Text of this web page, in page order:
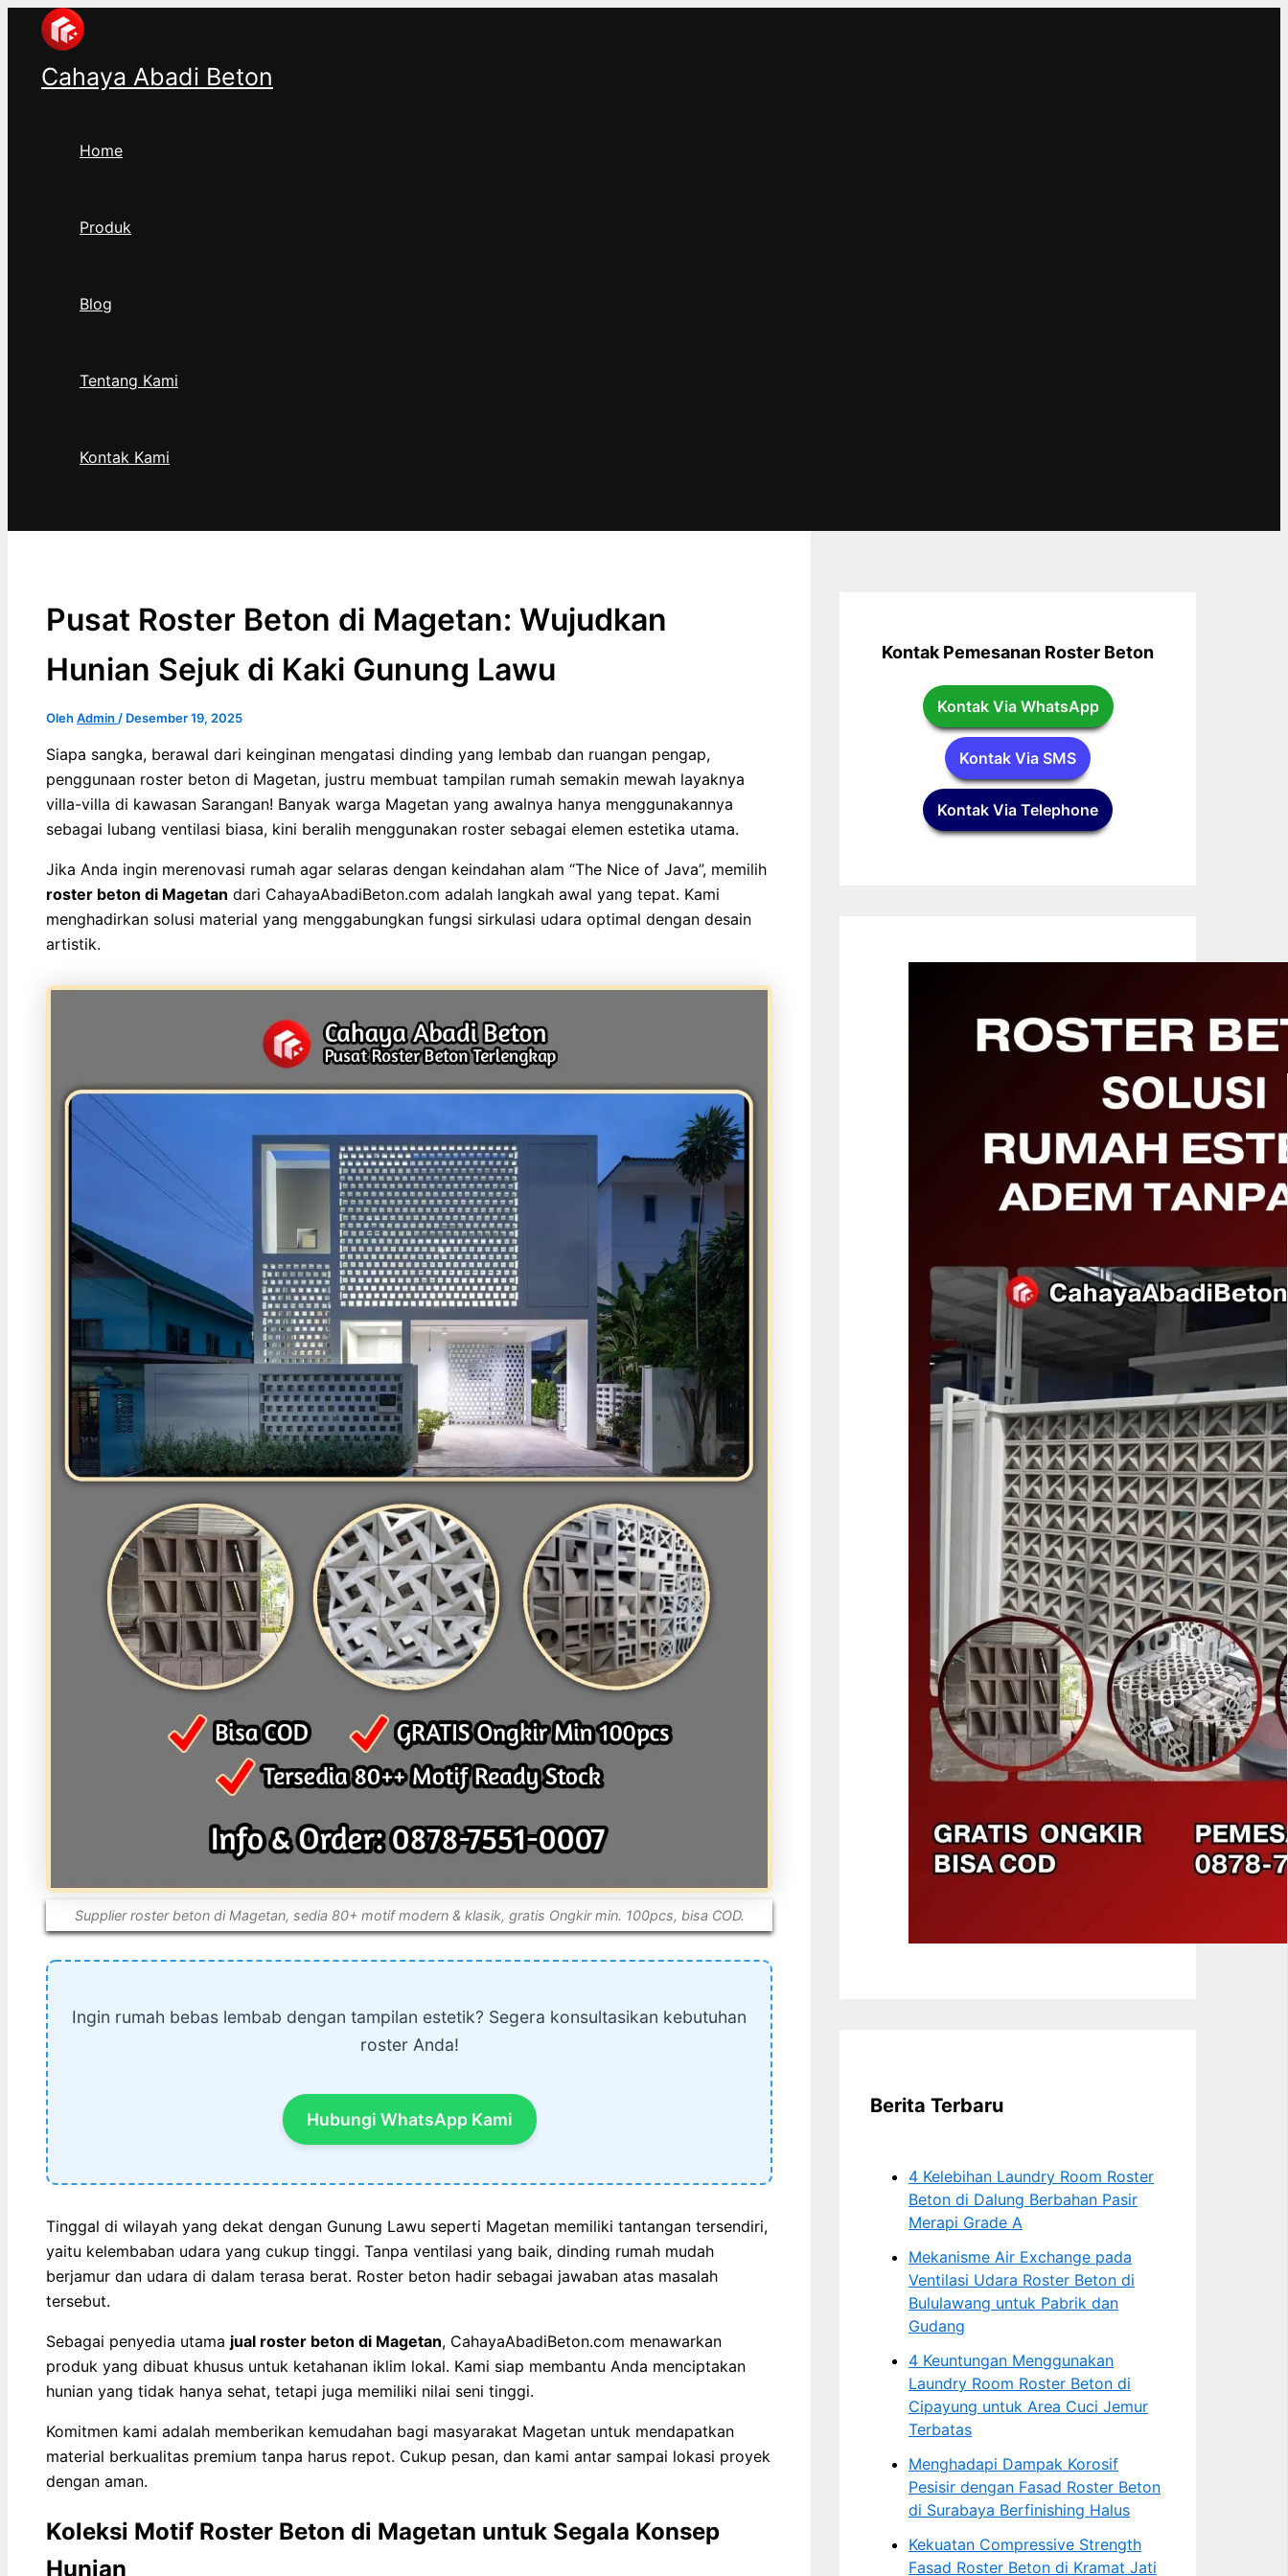
Lewati
Cahaya Abadi Beton
Home
Produk
Blog
Tentang Kami
Kontak Kami
Pusat Roster Beton di Magetan: Wujudkan
Hunian Sejuk di Kaki Gunung Lawu
OlehAdmin / Desember 19, 2025
Siapa sangka, berawal dari keinginan mengatasi dinding yang lembab dan ruangan pengap,
penggunaan roster beton di Magetan, justru membuat tampilan rumah semakin mewah layaknya
villa-villa di kawasan Sarangan! Banyak warga Magetan yang awalnya hanya menggunakannya
sebagai lubang ventilasi biasa, kini beralih menggunakan roster sebagai elemen estetika utama.
Jika Anda ingin merenovasi rumah agar selaras dengan keindahan alam “The Nice of Java”, memilih
roster beton di Magetan dari CahayaAbadiBeton.com adalah langkah awal yang tepat. Kami
menghadirkan solusi material yang menggabungkan fungsi sirkulasi udara optimal dengan desain
artistik.
Supplier roster beton di Magetan, sedia 80+ motif modern & klasik, gratis Ongkir min. 100pcs, bisa COD.
Ingin rumah bebas lembab dengan tampilan estetik? Segera konsultasikan kebutuhan
roster Anda!
Hubungi WhatsApp Kami
Tinggal di wilayah yang dekat dengan Gunung Lawu seperti Magetan memiliki tantangan tersendiri,
yaitu kelembaban udara yang cukup tinggi. Tanpa ventilasi yang baik, dinding rumah mudah
berjamur dan udara di dalam terasa berat. Roster beton hadir sebagai jawaban atas masalah
tersebut.
Sebagai penyedia utama jual roster beton di Magetan, CahayaAbadiBeton.com menawarkan
produk yang dibuat khusus untuk ketahanan iklim lokal. Kami siap membantu Anda menciptakan
hunian yang tidak hanya sehat, tetapi juga memiliki nilai seni tinggi.
Komitmen kami adalah memberikan kemudahan bagi masyarakat Magetan untuk mendapatkan
material berkualitas premium tanpa harus repot. Cukup pesan, dan kami antar sampai lokasi proyek
dengan aman.
Koleksi Motif Roster Beton di Magetan untuk Segala Konsep
Hunian
Ketik
di
sini..
Name* Email*
Situs
Kontak Pemesanan Roster Beton
Kontak Via WhatsApp
Kontak Via SMS
Kontak Via Telephone
Berita Terbaru
4 Kelebihan Laundry Room Roster
Beton di Dalung Berbahan Pasir
Merapi Grade A
Mekanisme Air Exchange pada
Ventilasi Udara Roster Beton di
Bululawang untuk Pabrik dan
Gudang
4 Keuntungan Menggunakan
Laundry Room Roster Beton di
Cipayung untuk Area Cuci Jemur
Terbatas
Menghadapi Dampak Korosif
Pesisir dengan Fasad Roster Beton
di Surabaya Berfinishing Halus
Kekuatan Compressive Strength
Fasad Roster Beton di Kramat Jati